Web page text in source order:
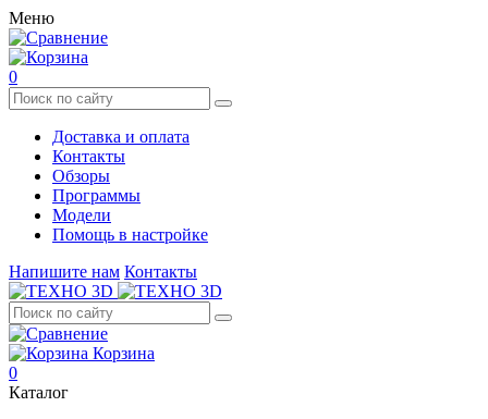
Меню
0
Доставка и оплата
Контакты
Обзоры
Программы
Модели
Помощь в настройке
Напишите нам Контакты
Корзина
0
Каталог